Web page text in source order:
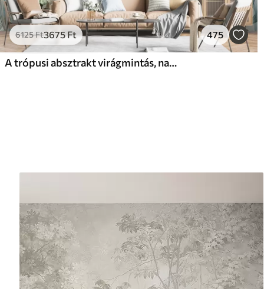
6125Ft3675Ft 475
A trópusi absztrakt virágmintás, nagy pálmalevelekkel, kék és bézs árnyalatokkal buja légkört teremt